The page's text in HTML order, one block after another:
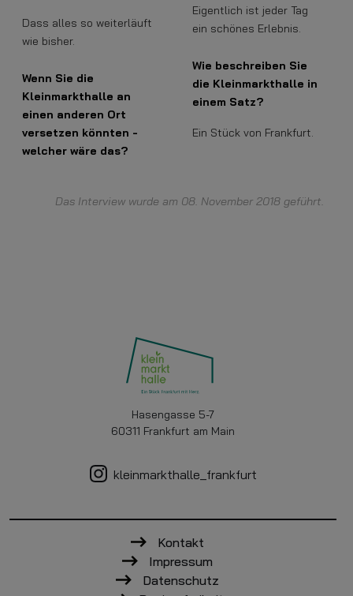
Dass alles so weiterläuft
wie bisher.
Wenn Sie die
Kleinmarkthalle an
einen anderen Ort
versetzen könnten -
welcher wäre das?
Eigentlich ist jeder Tag
ein schönes Erlebnis.
Wie beschreiben Sie
die Kleinmarkthalle in
einem Satz?
Ein Stück von Frankfurt.
Das Interview wurde am 08. November 2018 geführt.
Hasengasse 5-7
60311 Frankfurt am Main
kleinmarkthalle_frankfurt
Kontakt
Impressum
Datenschutz